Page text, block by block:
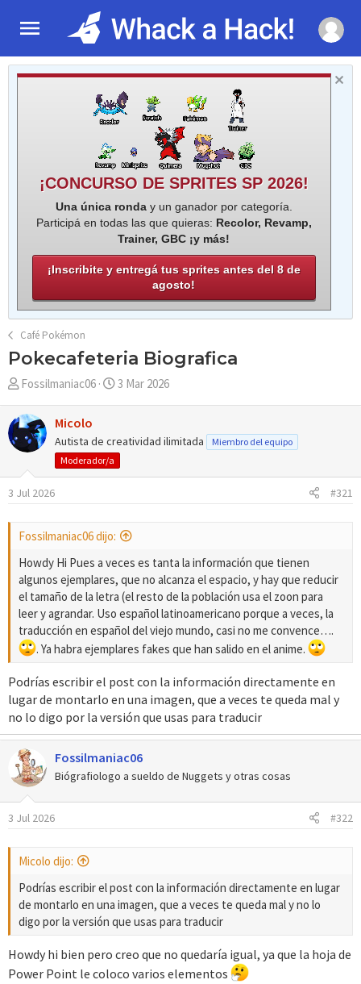
¡CONCURSO DE SPRITES SP 2026!
Una única ronday un ganador por categoría.
Participá en todas las que quieras: Recolor, Revamp,
Trainer, GBC ¡y más!
¡Inscribite y entregá tus sprites antes del 8 de
agosto!
Café Pokémon
Pokecafeteria Biografica
A
t
o
r
Fossilmaniac06
F
a
d
i
o
3 Mar 2026
Micolo
Autista de creatividad ilimitada
Miembro del equipo
Moderador/a
3 Jul 2026 #321
Fossilmaniac06 dijo:
Howdy Hi Pues a veces es tanta la información que tienen
algunos ejemplares, que no alcanza el espacio, y hay que reducir
el tamaño de la letra (el resto de la población usa el zoon para
leer y agrandar. Uso español latinoamericano porque a veces, la
traducción en español del viejo mundo, casi no me convence….
. Ya habra ejemplares fakes que han salido en el anime.
Podrías escribir el post con la información directamente en
lugar de montarlo en una imagen, que a veces te queda mal y
no lo digo por la versión que usas para traducir
Fossilmaniac06
Biógrafiologo a sueldo de Nuggets y otras cosas
3 Jul 2026 #322
Micolo dijo:
Podrías escribir el post con la información directamente en lugar
de montarlo en una imagen, que a veces te queda mal y no lo
digo por la versión que usas para traducir
Howdy hi bien pero creo que no quedaría igual, ya que la hoja de
Power Point le coloco varios elementos